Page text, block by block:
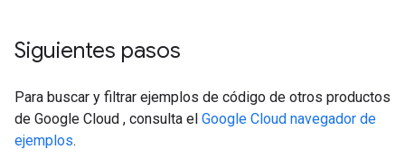
Siguientes pasos
Para buscar y filtrar ejemplos de código de otros productos
de Google Cloud , consulta el Google Cloud navegador de
ejemplos.